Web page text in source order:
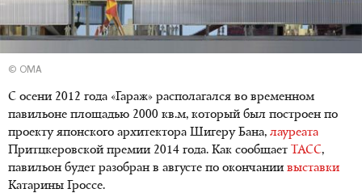
© OMA
С осени 2012 года «Гараж» располагался во временном
павильоне площадью 2000 кв.м, который был построен по
проекту японского архитектора Шигеру Бана, лауреата
Притцкеровской премии 2014 года. Как сообщает ТАСС,
павильон будет разобран в августе по окончании выставки
Катарины Гроссе.